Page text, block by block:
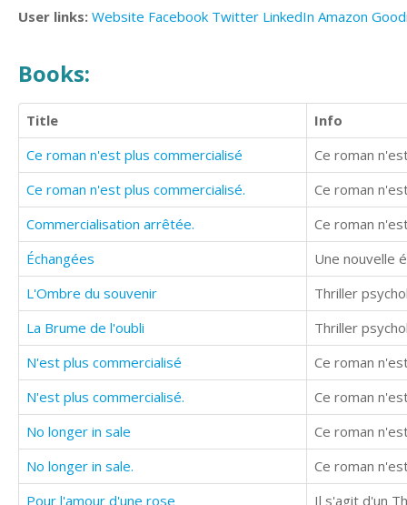
User links: Website Facebook Twitter LinkedIn Amazon
Books:
Title
Info
Ce roman n'est plus commercialisé
Ce roman
Ce roman n'est plus commercialisé.
Ce roman
Commercialisation arrêtée.
Ce roman
Échangées
Une nouvelle
L'Ombre du souvenir
Thriller
La Brume de l'oubli
Thriller
N'est plus commercialisé
Ce roman
N'est plus commercialisé.
Ce roman
No longer in sale
Ce roman
No longer in sale.
Ce roman
Pour l'amour d'une rose
Il s'agit d'un